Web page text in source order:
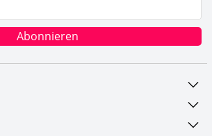
Abonnieren